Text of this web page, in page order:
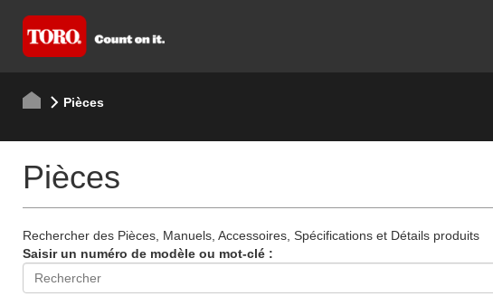
Pièces
Pièces
Rechercher des Pièces, Manuels, Accessoires, Spécifications et Détails produits
Saisir un numéro de modèle ou mot-clé :